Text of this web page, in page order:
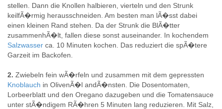
stellen. Dann die Knollen halbieren, vierteln und den Strunk
keilfÃ�rmig herausschneiden. Am besten man lÃ�sst dabei
einen kleinen Rand stehen. Da der Strunk die BlÃ�tter
zusammenhÃ�lt, fallen diese sonst auseinander. In kochendem
Salzwasser ca. 10 Minuten kochen. Das reduziert die spÃ�tere
Garzeit im Backofen.
2. Zwiebeln fein wÃ�rfeln und zusammen mit dem gepressten
Knoblauch in OlivenÃ�l andÃ�nsten. Die Dosentomaten,
Lorbeerblatt und den Oregano dazugeben und die Tomatensauce
unter stÃ�ndigem RÃ�hren 5 Minuten lang reduzieren. Mit Salz,